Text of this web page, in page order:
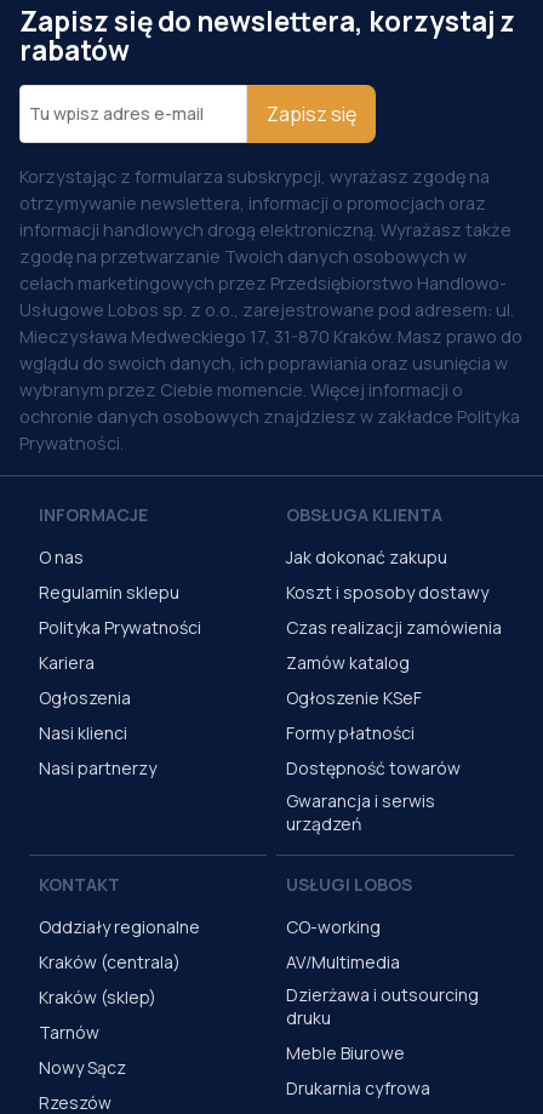
Zapisz się do newslettera, korzystaj z
rabatów
Zapisz się
Korzystając z formularza subskrypcji, wyrażasz zgodę na
otrzymywanie newslettera, informacji o promocjach oraz
informacji handlowych drogą elektroniczną. Wyrażasz także
zgodę na przetwarzanie Twoich danych osobowych w
celach marketingowych przez Przedsiębiorstwo Handlowo-
Usługowe Lobos sp. z o.o., zarejestrowane pod adresem: ul.
Mieczysława Medweckiego 17, 31-870 Kraków. Masz prawo do
wglądu do swoich danych, ich poprawiania oraz usunięcia w
wybranym przez Ciebie momencie. Więcej informacji o
ochronie danych osobowych znajdziesz w zakładce Polityka
Prywatności.
INFORMACJE
O nas
Regulamin sklepu
Polityka Prywatności
Kariera
Ogłoszenia
Nasi klienci
Nasi partnerzy
OBSŁUGA KLIENTA
Jak dokonać zakupu
Koszt i sposoby dostawy
Czas realizacji zamówienia
Zamów katalog
Ogłoszenie KSeF
Formy płatności
Dostępność towarów
Gwarancja i serwis
urządzeń
KONTAKT
Oddziały regionalne
Kraków (centrala)
Kraków (sklep)
Tarnów
Nowy Sącz
Rzeszów
USŁUGI LOBOS
CO-working
AV/Multimedia
Dzierżawa i outsourcing
druku
Meble Biurowe
Drukarnia cyfrowa